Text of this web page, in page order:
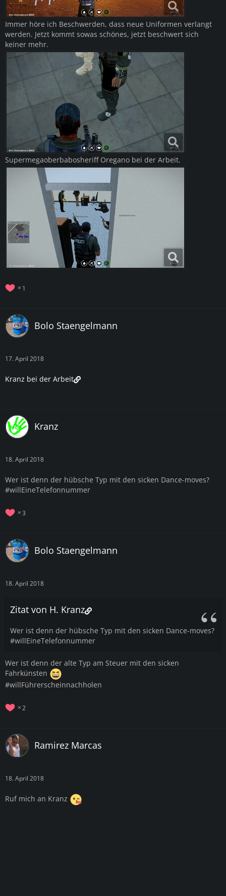
Immer höre ich Beschwerden, dass neue Uniformen verlangt
werden. Jetzt kommt sowas schönes, jetzt beschwert sich
keiner mehr.
Supermegaoberbabosheriff Oregano bei der Arbeit.
1
Bolo Staengelmann
17. April 2018
Kranz bei der Arbeit
Kranz
18. April 2018
Wer ist denn der hübsche Typ mit den sicken Dance-moves?
#willEineTelefonnummer
3
Bolo Staengelmann
18. April 2018
Zitat von H. Kranz
Wer ist denn der hübsche Typ mit den sicken Dance-moves?
#willEineTelefonnummer
Wer ist denn der alte Typ am Steuer mit den sicken
Fahrkünsten
#willFührerscheinnachholen
2
Ramirez Marcas
18. April 2018
Ruf mich an Kranz